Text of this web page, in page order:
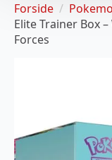
Forside
Elite Trainer Box
Forces